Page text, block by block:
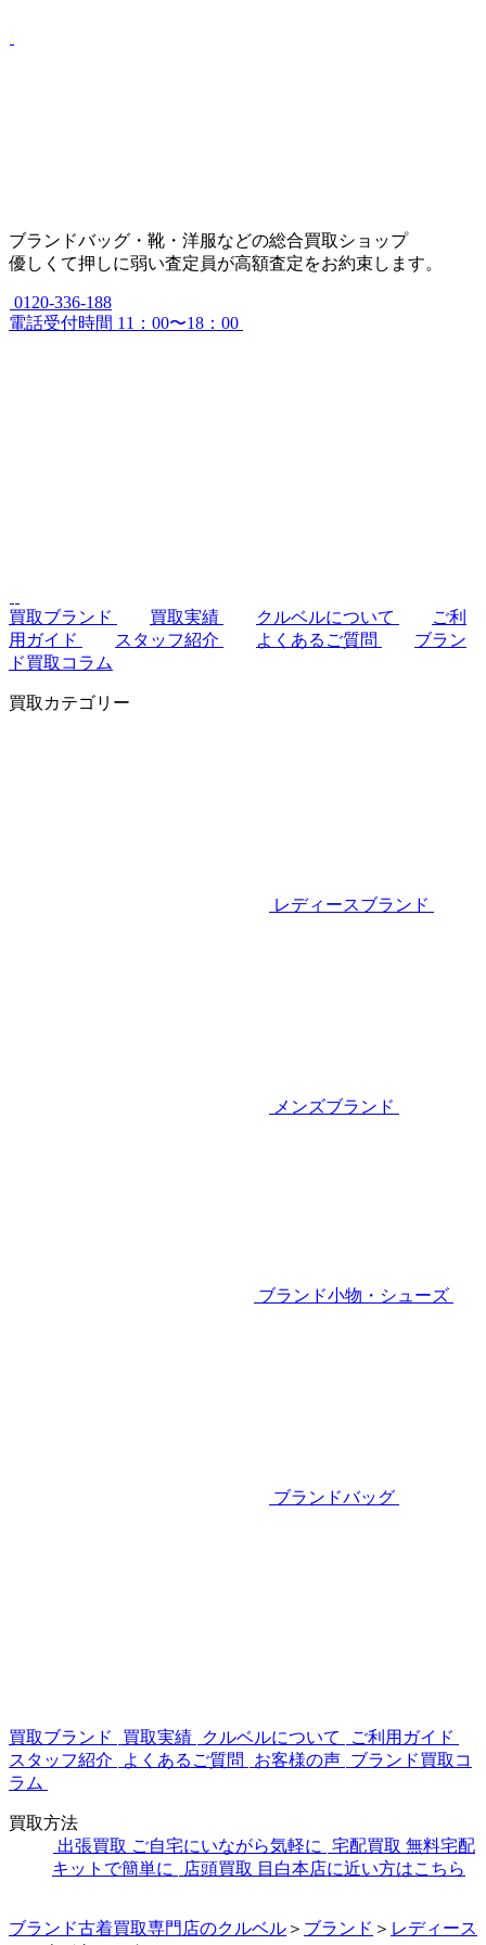
ブランドバッグ・靴・洋服などの総合買取ショップ
優しくて押しに弱い査定員が高額査定をお約束します。
0120-336-188
電話受付時間 11：00〜18：00
買取ブランド 買取実績 クルベルについて
ご利
用ガイド
スタッフ紹介 よくあるご質問
ブラン
ド買取コラム
買取カテゴリー
レディースブランド
メンズブランド
ブランド小物・シューズ
ブランドバッグ
買取ブランド 買取実績 クルベルについて
ご利用ガイド
スタッフ紹介
よくあるご質問 お客様の声 ブランド買取コ
ラム
買取方法
出張買取 ご自宅にいながら気軽に 宅配買取 無料宅配
キットで簡単に
店頭買取 目白本店に近い方はこちら
ブランド古着買取専門店のクルベル ＞ ブランド ＞ レディース